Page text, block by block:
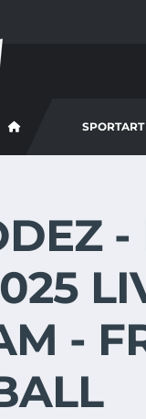
SPORTART
-
-